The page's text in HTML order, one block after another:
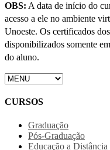
OBS: A data de início do
acesso a ele no ambiente
Unoeste. Os certificados
disponibilizados somente
do aluno.
CURSOS
Graduação
Pós-Graduação
Educação a Distância